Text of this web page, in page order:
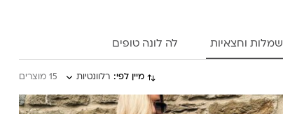
שמלות וחצאיות לה לונה טופים
מיין לפי: רלוונטיות 15 מוצרים